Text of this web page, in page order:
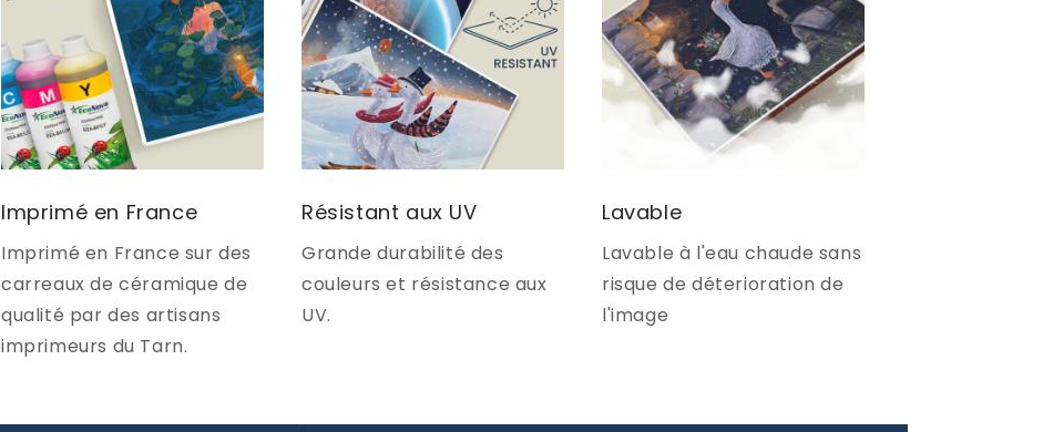
Imprimé en France
Imprimé en France sur des
carreaux de céramique de
qualité par des artisans
imprimeurs du Tarn.
Résistant aux UV
Grande durabilité des
couleurs et résistance aux
UV.
Lavable
Lavable à l'eau chaude sans
risque de déterioration de
l'image